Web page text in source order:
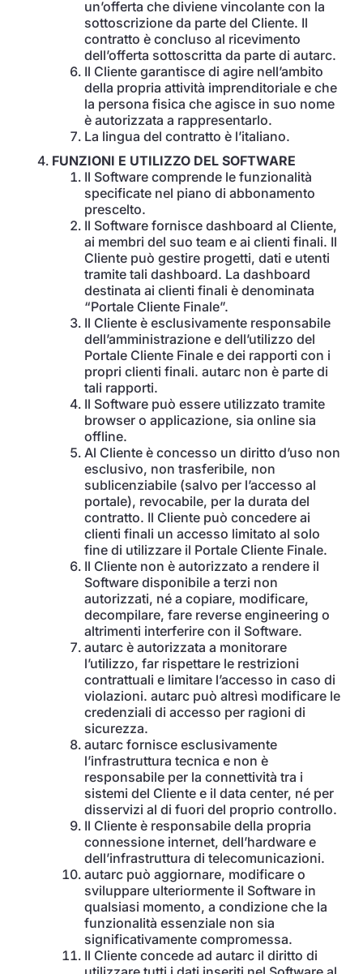
un’offerta che diviene vincolante con la
sottoscrizione da parte del Cliente. Il
contratto è concluso al ricevimento
dell’offerta sottoscritta da parte di autarc.
Il Cliente garantisce di agire nell’ambito
della propria attività imprenditoriale e che
la persona fisica che agisce in suo nome
è autorizzata a rappresentarlo.
La lingua del contratto è l’italiano.
FUNZIONI E UTILIZZO DEL SOFTWARE
Il Software comprende le funzionalità
specificate nel piano di abbonamento
prescelto.
Il Software fornisce dashboard al Cliente,
ai membri del suo team e ai clienti finali. Il
Cliente può gestire progetti, dati e utenti
tramite tali dashboard. La dashboard
destinata ai clienti finali è denominata
“Portale Cliente Finale”.
Il Cliente è esclusivamente responsabile
dell’amministrazione e dell’utilizzo del
Portale Cliente Finale e dei rapporti con i
propri clienti finali. autarc non è parte di
tali rapporti.
Il Software può essere utilizzato tramite
browser o applicazione, sia online sia
offline.
Al Cliente è concesso un diritto d’uso non
esclusivo, non trasferibile, non
sublicenziabile (salvo per l’accesso al
portale), revocabile, per la durata del
contratto. Il Cliente può concedere ai
clienti finali un accesso limitato al solo
fine di utilizzare il Portale Cliente Finale.
Il Cliente non è autorizzato a rendere il
Software disponibile a terzi non
autorizzati, né a copiare, modificare,
decompilare, fare reverse engineering o
altrimenti interferire con il Software.
autarc è autorizzata a monitorare
l’utilizzo, far rispettare le restrizioni
contrattuali e limitare l’accesso in caso di
violazioni. autarc può altresì modificare le
credenziali di accesso per ragioni di
sicurezza.
autarc fornisce esclusivamente
l’infrastruttura tecnica e non è
responsabile per la connettività tra i
sistemi del Cliente e il data center, né per
disservizi al di fuori del proprio controllo.
Il Cliente è responsabile della propria
connessione internet, dell’hardware e
dell’infrastruttura di telecomunicazioni.
autarc può aggiornare, modificare o
sviluppare ulteriormente il Software in
qualsiasi momento, a condizione che la
funzionalità essenziale non sia
significativamente compromessa.
Il Cliente concede ad autarc il diritto di